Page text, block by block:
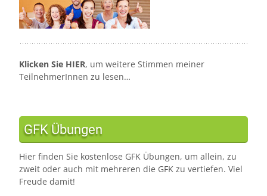
Klicken Sie HIER, um weitere Stimmen meiner
TeilnehmerInnen zu lesen…
GFK Übungen
Hier finden Sie kostenlose GFK Übungen, um allein, zu
zweit oder auch mit mehreren die GFK zu vertiefen. Viel
Freude damit!